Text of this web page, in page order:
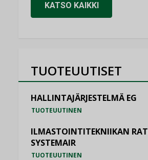
KATSO KAIKKI
TUOTEUUTISET
HALLINTAJÄRJESTELMÄ EG
TUOTEUUTINEN
ILMASTOINTITEKNIIKAN
SYSTEMAIR
TUOTEUUTINEN